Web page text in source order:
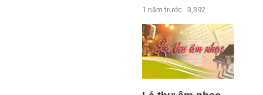
1 năm trước 3,392